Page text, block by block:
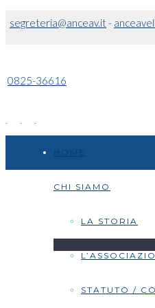
segreteria@anceav.it-
0825-36616
CHI SIAMO
LA STORIA
STATUTO /